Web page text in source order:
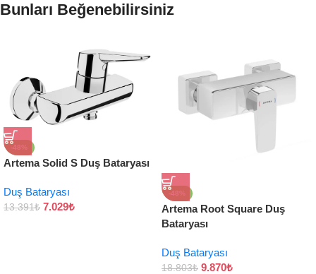
Bunları Beğenebilirsiniz
-48%
Artema Solid S Duş Bataryası
Duş Bataryası
13.391₺ 7.029₺
-48%
Artema Root Square Duş
Bataryası
Duş Bataryası
18.803₺ 9.870₺